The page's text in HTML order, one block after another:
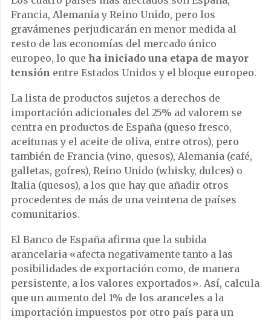
Francia, Alemania y Reino Unido, pero los
gravámenes perjudicarán en menor medida al
resto de las economías del mercado único
europeo, lo que ha iniciado una etapa de mayor
tensión entre Estados Unidos y el bloque europeo.
La lista de productos sujetos a derechos de
importación adicionales del 25% ad valorem se
centra en productos de España (queso fresco,
aceitunas y el aceite de oliva, entre otros), pero
también de Francia (vino, quesos), Alemania (café,
galletas, gofres), Reino Unido (whisky, dulces) o
Italia (quesos), a los que hay que añadir otros
procedentes de más de una veintena de países
comunitarios.
El Banco de España afirma que la subida
arancelaria «afecta negativamente tanto a las
posibilidades de exportación como, de manera
persistente, a los valores exportados». Así, calcula
que un aumento del 1% de los aranceles a la
importación impuestos por otro país para un